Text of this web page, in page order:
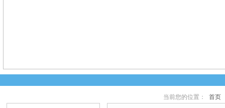
当前您的位置： 首页